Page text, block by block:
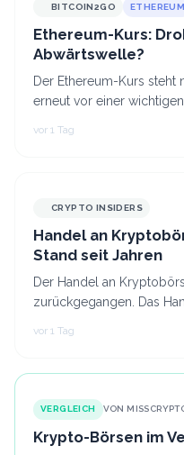
BITCOIN2GO ETHEREUM
Ethereum-Kurs:
Abwärtswelle?
Der Ethereum-Kurs steht
erneut vor einer
vor 1 Tag
CRYPTO INSIDERS
Handel an
Stand seit Jahren
Der Handel an
zurückgegangen. Das
befindet sich inzwischen
vor 1 Tag
VERGLEICH VON
Krypto-Börsen im